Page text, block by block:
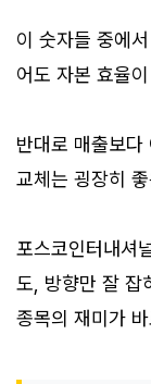
이 숫자들 중에
어도 자본 효율
반대로 매출보다
교체는 굉장히
포스코인터내셔
도, 방향만 잘 잡
종목의 재미가